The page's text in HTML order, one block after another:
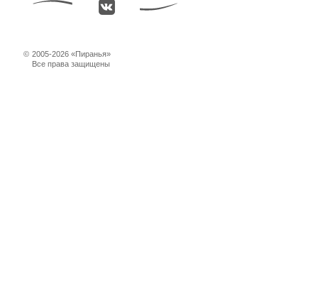
© 2005-2026 «Пиранья»
Все права защищены